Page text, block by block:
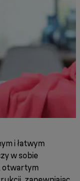
i łatwym
w sobie
otwartym